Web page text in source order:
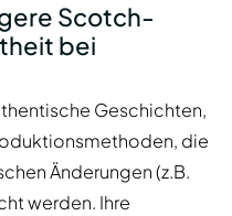
Scotch-
bei
Geschichten,
die
Änderungen (z.B.
werden. Ihre